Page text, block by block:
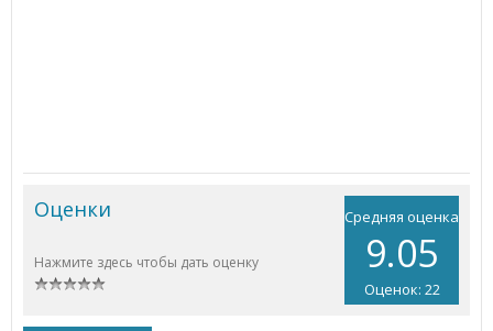
Средняя оценка
9.05
Оценок: 22
Оценки
Нажмите здесь чтобы дать оценку